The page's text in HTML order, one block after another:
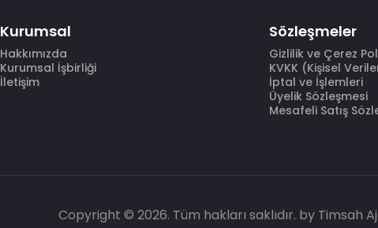
Kurumsal
Hakkımızda
Kurumsal İşbirliği
İletişim
Sözleşmeler
Gizlilik ve Çerez
KVKK (Kişisel
İptal ve İşlemleri
Üyelik Sözleşmesi
Mesafeli Satış
Copyright © 2026. Tüm hakları saklıdır. by Timsah